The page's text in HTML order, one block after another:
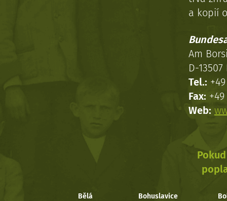
a kopií
Am
D-
Tel.:
Fax:
Web:
Bělá Bohuslavice